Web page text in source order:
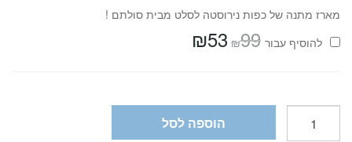
מארז מתנה של כפות נירוסטה לסלט מבית סולתם !
להוסיף⁦⁩ עבור
₪99 המחיר
המקורי
₪53
הוספה לסל